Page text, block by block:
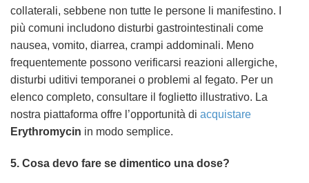
collaterali, sebbene non tutte le persone li manifestino. I
più comuni includono disturbi gastrointestinali come
nausea, vomito, diarrea, crampi addominali. Meno
frequentemente possono verificarsi reazioni allergiche,
disturbi uditivi temporanei o problemi al fegato. Per un
elenco completo, consultare il foglietto illustrativo. La
nostra piattaforma offre l’opportunità di acquistare
Erythromycin in modo semplice.
5. Cosa devo fare se dimentico una dose?